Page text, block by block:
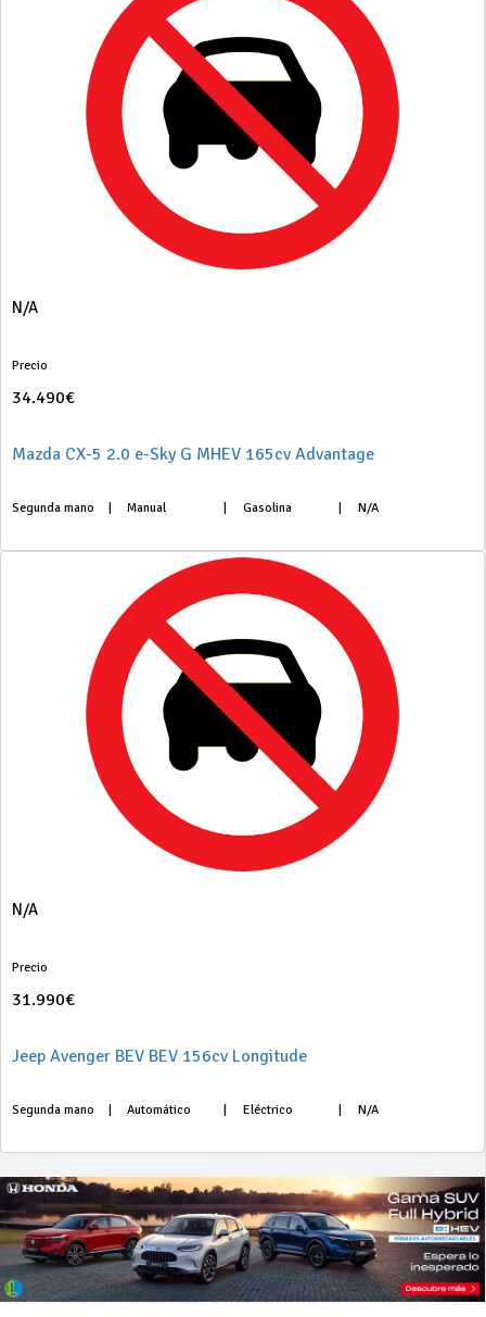
N/A
Precio
34.490€
Mazda CX-5 2.0 e-Sky G MHEV 165cv Advantage
Segunda mano Manual Gasolina N/A
N/A
Precio
31.990€
Jeep Avenger BEV BEV 156cv Longitude
Segunda mano Automático Eléctrico N/A